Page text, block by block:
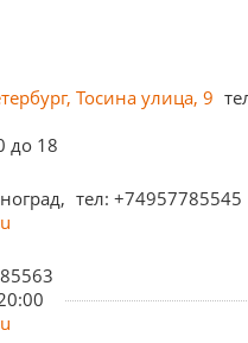
Тосина улица, 9
до 18
тел: +74957785545